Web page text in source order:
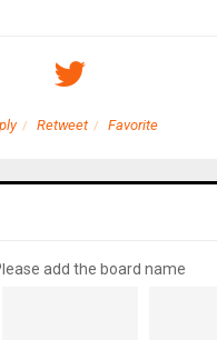
Retweet Favorite
add the board name